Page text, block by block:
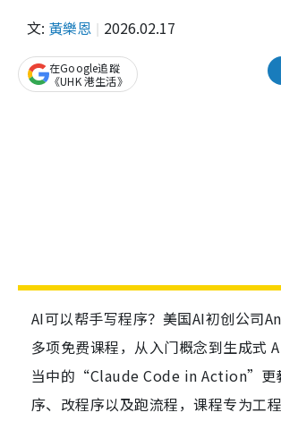
文: 黃樂恩 2026.02.17
在Google追蹤
《UHK 港生活》
AI可以帮手写程序？美国AI初创公司
多项免费课程，从入门概念到生成式
当中的“Claude Code in Action”更
序、改程序以及跑流程，课程专为工